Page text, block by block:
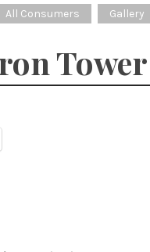
All Consumers Gallery
Tower